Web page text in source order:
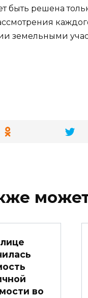
быть решена
земельными
во